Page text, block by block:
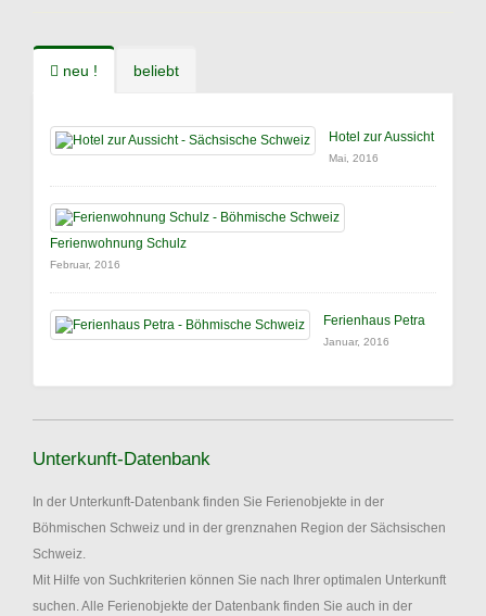
neu ! beliebt
Hotel zur Aussicht
Mai, 2016
Ferienwohnung Schulz
Februar, 2016
Ferienhaus Petra
Januar, 2016
Unterkunft-Datenbank
In der Unterkunft-Datenbank finden Sie Ferienobjekte in der
Böhmischen Schweiz und in der grenznahen Region der Sächsischen
Schweiz.
Mit Hilfe von Suchkriterien können Sie nach Ihrer optimalen Unterkunft
suchen. Alle Ferienobjekte der Datenbank finden Sie auch in der